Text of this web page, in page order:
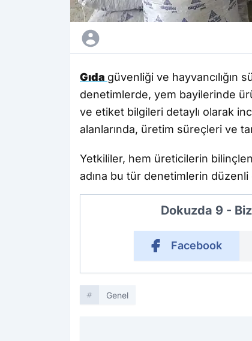
Gıda güvenliği ve hayvancılığın
denetimlerde, yem bayilerinde
ve etiket bilgileri detaylı olarak
alanlarında, üretim süreçleri ve
Yetkililer, hem üreticilerin
adına bu tür denetimlerin
Dokuzda 9 -
Facebook
Genel